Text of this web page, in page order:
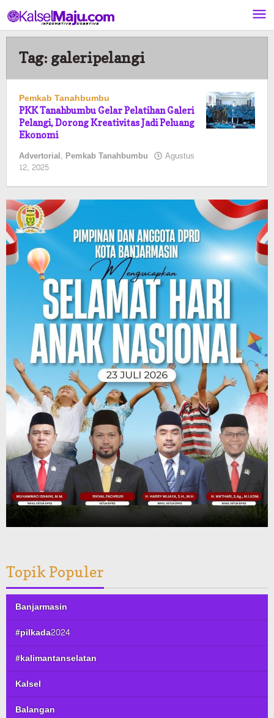
ke
konten
Tag: galeripelangi
Pemkab Tanahbumbu
PKK Tanahbumbu Gelar Pelatihan Galeri
Pelangi, Dorong Kreativitas Jadi Peluang
Ekonomi
Advertorial, Pemkab Tanahbumbu Agustus
12, 2025
Topik Populer
Banjarmasin
#pilkada2024
#kalimantanselatan
Kalsel
Balangan